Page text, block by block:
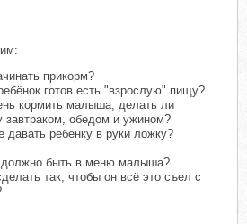
прикорм?
готов есть "взрослую" пищу?
кормить малыша, делать ли
завтраком, обедом и ужином?
давать ребёнку в руки ложку?
должно быть в меню малыша?
так, чтобы он всё это съел с